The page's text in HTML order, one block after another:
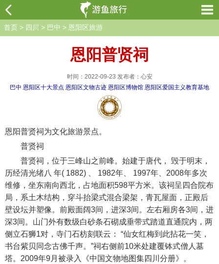
首页 > 四川 > 巴中 > 恩阳区旅游
恩阳普贤祠
时间：2022-09-23 发布者：心安
巴中 恩阳区十大景点 恩阳区文物古迹 恩阳区博物馆 恩阳区爱国主义教育基地
恩阳普贤祠为文化旅游景点。
普贤祠
普贤祠，位于三峰山之前峰。始建于唐代， 毁于明末，
历经清光绪八 年( 1882) 、 1982年、 1997年、2008年多次
维修，坐东南向西北，占地面积598平方米。该祠呈四合院布
局，系土木结构，穿斗抬梁式混合梁架，青瓦屋面，正殿后
壁设坛并塑像。前殿面阔3间，进深3间。左右厢房各3间，进
深3间。山门外有数级白砂条石砌成垂带式踏道直通院内，两
侧立石狮1对，寺门石枋刻联云： “仙女红梅到此拈花一笑，
书台紫贝同念古佛千声。”祠右侧前10米处建覆钵式僧人墓
塔。2009年9月被录入《中国文物地图集四川分册》。